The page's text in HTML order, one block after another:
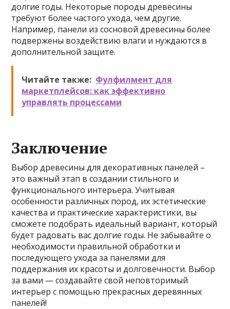
долгие годы. Некоторые породы древесины
требуют более частого ухода, чем другие.
Например, панели из сосновой древесины более
подвержены воздействию влаги и нуждаются в
дополнительной защите.
Читайте также: Фулфилмент для
маркетплейсов: как эффективно
управлять процессами
Заключение
Выбор древесины для декоративных панелей –
это важный этап в создании стильного и
функционального интерьера. Учитывая
особенности различных пород, их эстетические
качества и практические характеристики, вы
сможете подобрать идеальный вариант, который
будет радовать вас долгие годы. Не забывайте о
необходимости правильной обработки и
последующего ухода за панелями для
поддержания их красоты и долговечности. Выбор
за вами — создавайте свой неповторимый
интерьер с помощью прекрасных деревянных
панелей!